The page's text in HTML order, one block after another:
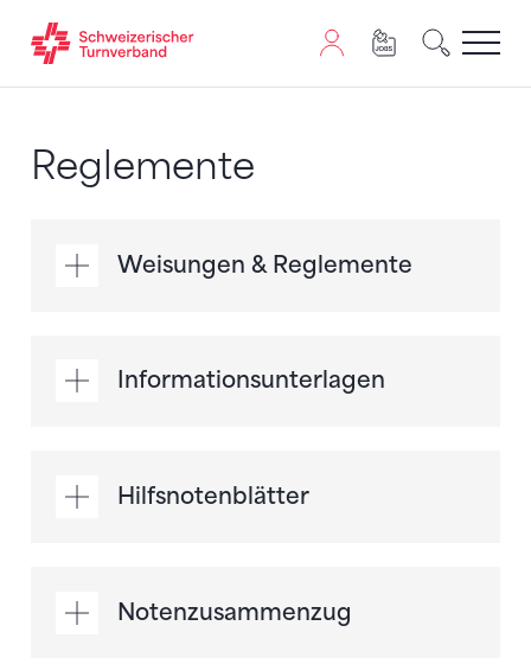
Reglemente
Weisungen & Reglemente
Informationsunterlagen
Hilfsnotenblätter
Notenzusammenzug